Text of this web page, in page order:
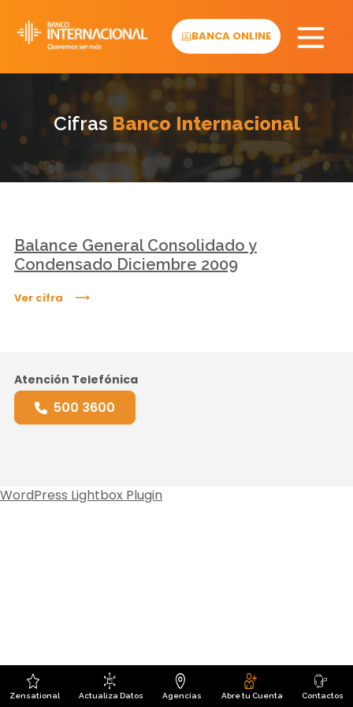
content
BANCA ONLINE
Cifras Banco Internacional
Balance General Consolidado y
Condensado Diciembre 2009
Ver cifra
Atención Telefónica
500 3600
Zensational Actualiza Datos Agencias Abre tu Cuenta Contactos
WordPress Lightbox Plugin